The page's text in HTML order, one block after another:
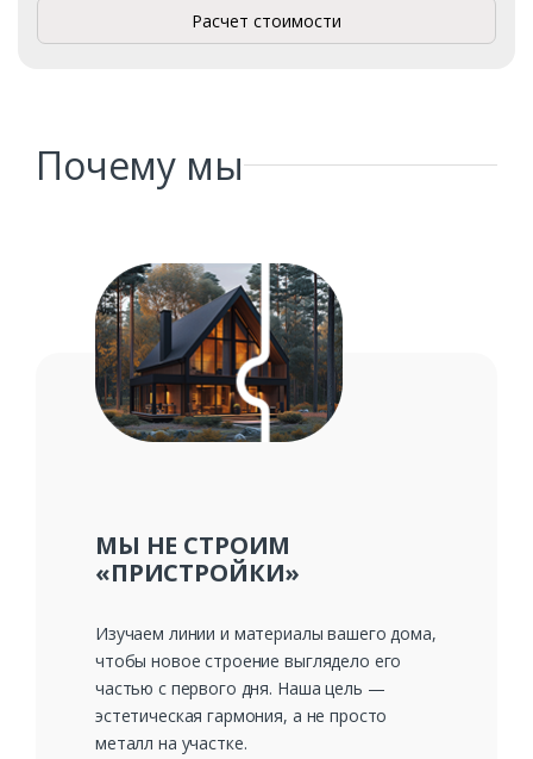
Заказать
Расчет стоимости
Почему мы
МЫ НЕ СТРОИМ
«ПРИСТРОЙКИ»
Изучаем линии и материалы вашего дома,
чтобы новое строение выглядело его
частью с первого дня. Наша цель —
эстетическая гармония, а не просто
металл на участке.